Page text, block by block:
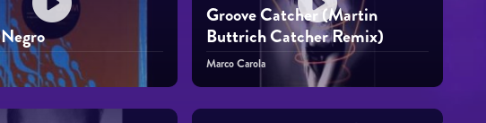
Groove Catcher (Martin
Buttrich Catcher Remix)
Marco Carola